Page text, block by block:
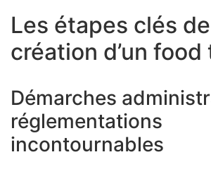
Les étapes clés
création d’un
Démarches
réglementations
incontournables